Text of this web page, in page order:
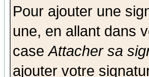
Pour ajouter une
une, en allant dans
caseAttacher sa
ajouter votre